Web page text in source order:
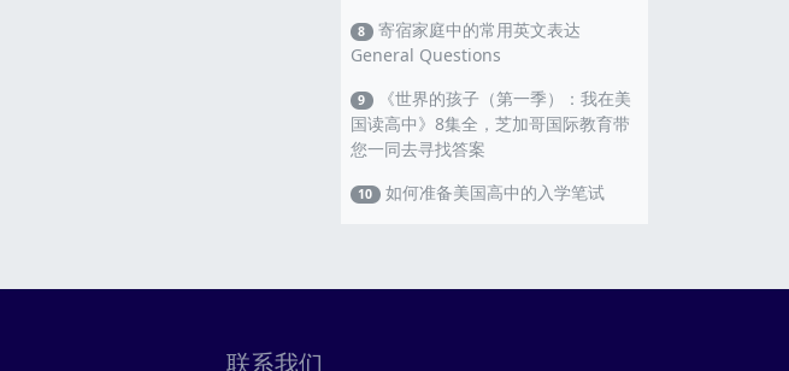
8 寄宿家庭中的常用英文表达
General Questions
9 《世界的孩子（第一季）：我在美
国读高中》8集全，芝加哥国际教育带
您一同去寻找答案
10 如何准备美国高中的入学笔试
联系我们